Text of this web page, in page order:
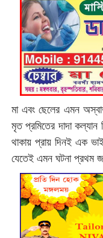
মা এবং ছেলের এমন
মৃত প্রমিতের দাদা কল্যান
থাকায় প্রায় দিনই এক
যেতেই এমন ঘটনা প্রথম